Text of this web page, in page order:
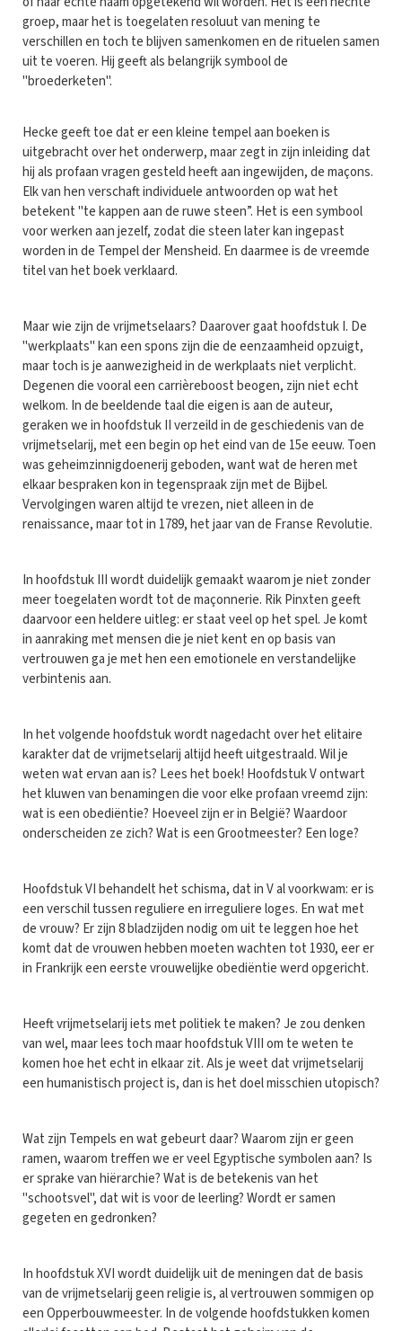
groep, maar het is toegelaten resoluut van mening te
verschillen en toch te blijven samenkomen en de rituelen samen
uit te voeren. Hij geeft als belangrijk symbool de
"broederketen".
Hecke geeft toe dat er een kleine tempel aan boeken is
uitgebracht over het onderwerp, maar zegt in zijn inleiding dat
hij als profaan vragen gesteld heeft aan ingewijden, de maçons.
Elk van hen verschaft individuele antwoorden op wat het
betekent "te kappen aan de ruwe steen”. Het is een symbool
voor werken aan jezelf, zodat die steen later kan ingepast
worden in de Tempel der Mensheid. En daarmee is de vreemde
titel van het boek verklaard.
Maar wie zijn de vrijmetselaars? Daarover gaat hoofdstuk I. De
"werkplaats" kan een spons zijn die de eenzaamheid opzuigt,
maar toch is je aanwezigheid in de werkplaats niet verplicht.
Degenen die vooral een carrièreboost beogen, zijn niet echt
welkom. In de beeldende taal die eigen is aan de auteur,
geraken we in hoofdstuk II verzeild in de geschiedenis van de
vrijmetselarij, met een begin op het eind van de 15e eeuw. Toen
was geheimzinnigdoenerij geboden, want wat de heren met
elkaar bespraken kon in tegenspraak zijn met de Bijbel.
Vervolgingen waren altijd te vrezen, niet alleen in de
renaissance, maar tot in 1789, het jaar van de Franse Revolutie.
In hoofdstuk III wordt duidelijk gemaakt waarom je niet zonder
meer toegelaten wordt tot de maçonnerie. Rik Pinxten geeft
daarvoor een heldere uitleg: er staat veel op het spel. Je komt
in aanraking met mensen die je niet kent en op basis van
vertrouwen ga je met hen een emotionele en verstandelijke
verbintenis aan.
In het volgende hoofdstuk wordt nagedacht over het elitaire
karakter dat de vrijmetselarij altijd heeft uitgestraald. Wil je
weten wat ervan aan is? Lees het boek! Hoofdstuk V ontwart
het kluwen van benamingen die voor elke profaan vreemd zijn:
wat is een obediëntie? Hoeveel zijn er in België? Waardoor
onderscheiden ze zich? Wat is een Grootmeester? Een loge?
Hoofdstuk VI behandelt het schisma, dat in V al voorkwam: er is
een verschil tussen reguliere en irreguliere loges. En wat met
de vrouw? Er zijn 8 bladzijden nodig om uit te leggen hoe het
komt dat de vrouwen hebben moeten wachten tot 1930, eer er
in Frankrijk een eerste vrouwelijke obediëntie werd opgericht.
Heeft vrijmetselarij iets met politiek te maken? Je zou denken
van wel, maar lees toch maar hoofdstuk VIII om te weten te
komen hoe het echt in elkaar zit. Als je weet dat vrijmetselarij
een humanistisch project is, dan is het doel misschien utopisch?
Wat zijn Tempels en wat gebeurt daar? Waarom zijn er geen
ramen, waarom treffen we er veel Egyptische symbolen aan? Is
er sprake van hiërarchie? Wat is de betekenis van het
"schootsvel", dat wit is voor de leerling? Wordt er samen
gegeten en gedronken?
In hoofdstuk XVI wordt duidelijk uit de meningen dat de basis
van de vrijmetselarij geen religie is, al vertrouwen sommigen op
een Opperbouwmeester. In de volgende hoofdstukken komen